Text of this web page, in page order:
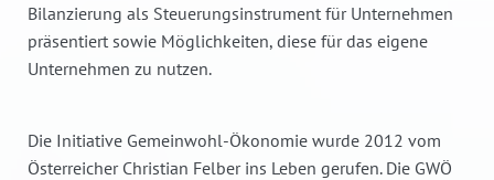
Bilanzierung als Steuerungsinstrument für Unternehmen
präsentiert sowie Möglichkeiten, diese für das eigene
Unternehmen zu nutzen.
Die Initiative Gemeinwohl-Ökonomie wurde 2012 vom
Österreicher Christian Felber ins Leben gerufen. Die GWÖ